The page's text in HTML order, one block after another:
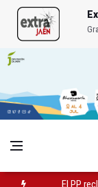
El PP